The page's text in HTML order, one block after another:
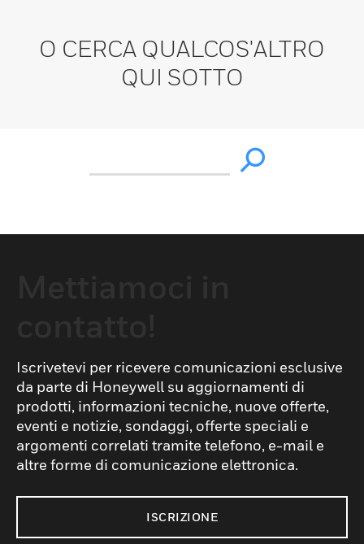
O CERCA QUALCOS'ALTRO
QUI SOTTO
Iscrivetevi per ricevere comunicazioni esclusive
da parte di Honeywell su aggiornamenti di
prodotti, informazioni tecniche, nuove offerte,
eventi e notizie, sondaggi, offerte speciali e
argomenti correlati tramite telefono, e-mail e
altre forme di comunicazione elettronica.
ISCRIZIONE